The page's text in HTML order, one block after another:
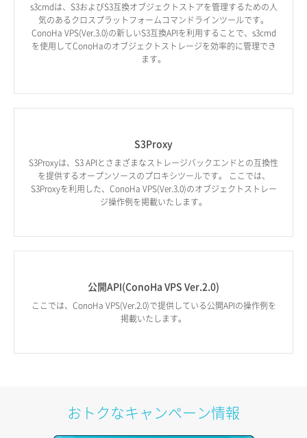
s3cmdは、S3およびS3互換オブジェクトストアを管理するための人
気のあるクロスプラットフォームコマンドラインツールです。
ConoHa VPS(Ver.3.0)の新しいS3互換APIを利用することで、s3cmd
を使用してConoHaのオブジェクトストレージを効率的に管理でき
ます。
S3Proxy
S3Proxyは、S3 APIとさまざまなストレージバックエンドとの互換性
を提供するオープンソースのプロキシツールです。 ここでは、
S3Proxyを利用した、ConoHa VPS(Ver.3.0)のオブジェクトストレー
ジ操作例を掲載いたします。
公開API(ConoHa VPS Ver.2.0)
ここでは、ConoHa VPS(Ver.2.0)で提供している公開APIの操作例を
掲載いたします。
おトクなキャンペーン情報